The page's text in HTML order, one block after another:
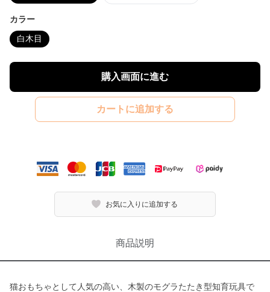
カラー
白木目
購入画面に進む
カートに追加する
お気に入りに追加する
商品説明
猫おもちゃとして人気の高い、木製のモグラたたき型知育玩具で